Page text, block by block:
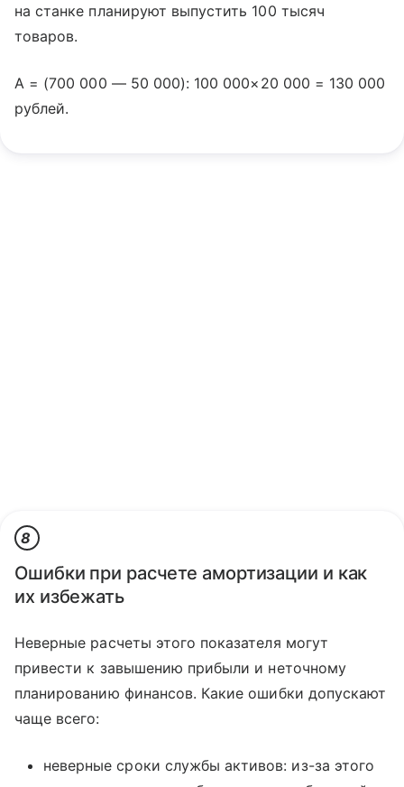
на станке планируют выпустить 100 тысяч
товаров.
A = (700 000 — 50 000): 100 000×20 000 = 130 000
рублей.
8
Ошибки при расчете амортизации и как
их избежать
Неверные расчеты этого показателя могут
привести к завышению прибыли и неточному
планированию финансов. Какие ошибки допускают
чаще всего:
неверные сроки службы активов: из-за этого